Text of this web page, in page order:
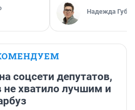
Надежда
соцсети депутатов,
хватило лучшим и